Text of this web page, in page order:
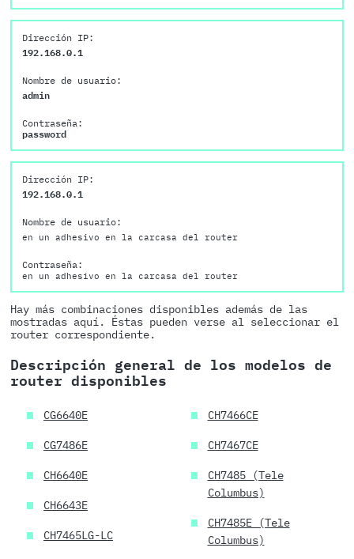
Dirección IP:
192.168.0.1
Nombre de usuario:
admin
Contraseña:
password
Dirección IP:
192.168.0.1
Nombre de usuario:
en un adhesivo en la carcasa del router
Contraseña:
en un adhesivo en la carcasa del router
Hay más combinaciones disponibles además de las
mostradas aquí. Éstas pueden verse al seleccionar el
router correspondiente.
Descripción general de los modelos de
router disponibles
CG6640E
CG7486E
CH6640E
CH6643E
CH7465LG-LC
CH7466CE
CH7467CE
CH7485 (Tele
Columbus)
CH7485E (Tele
Columbus)